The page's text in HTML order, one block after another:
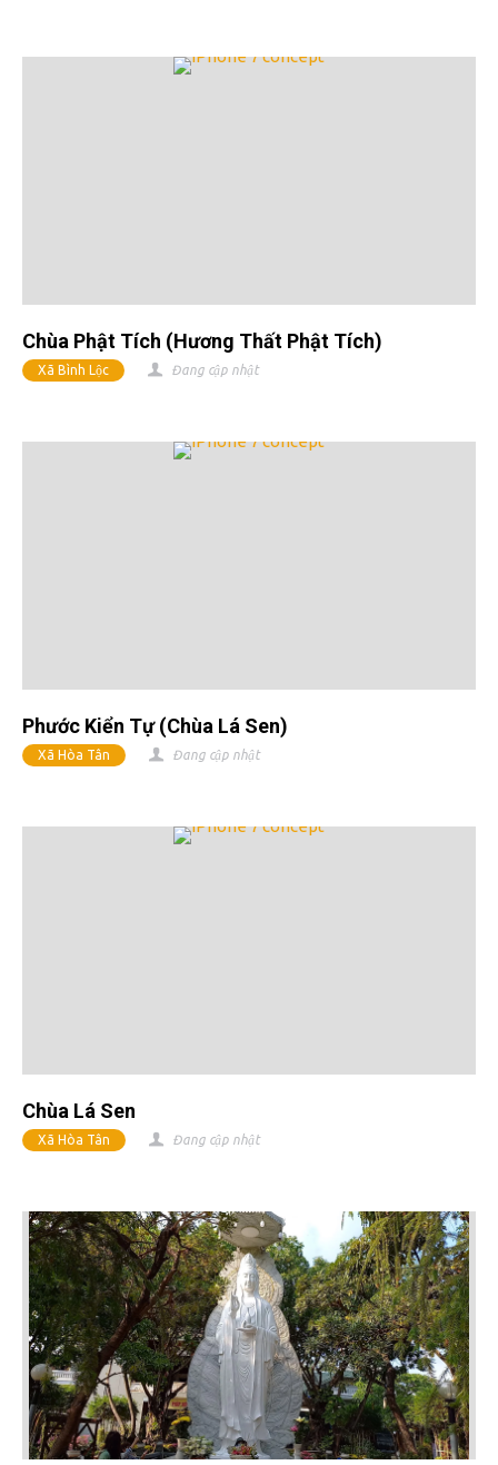
Chùa Phật Tích (hương Thất Phật Tích)
Xã Bình Lộc Đang cập nhật
Phước Kiển Tự (chùa Lá Sen)
Xã Hòa Tân Đang cập nhật
Chùa Lá Sen
Xã Hòa Tân Đang cập nhật